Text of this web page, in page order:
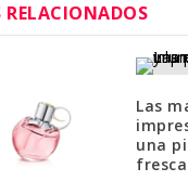
Las
una